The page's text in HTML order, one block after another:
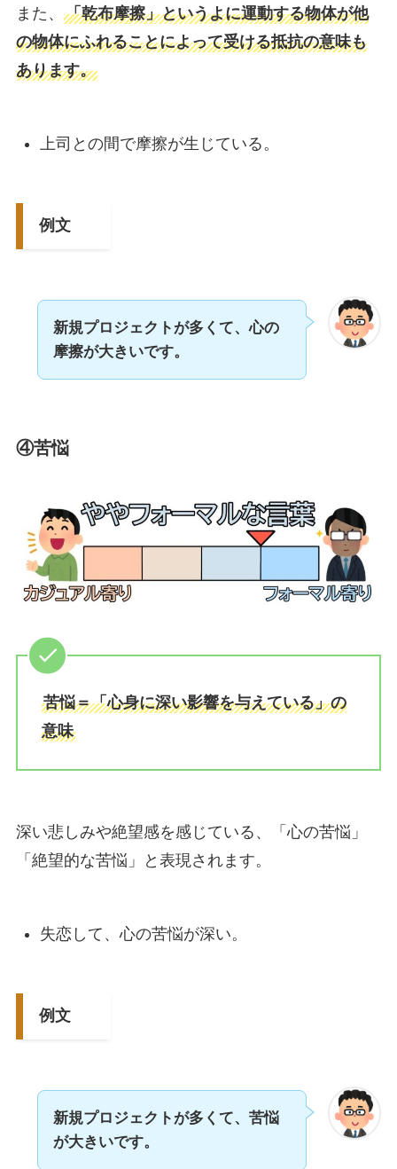
また、 「乾布摩擦」というよに運動する物体が他
の物体にふれることによって受ける抵抗の意味も
あります。
上司との間で摩擦が生じている。
例文
新規プロジェクトが多くて、心の
摩擦が大きいです。
④苦悩
苦悩＝「心身に深い影響を与えている」の
意味
深い悲しみや絶望感を感じている、「心の苦悩」
「絶望的な苦悩」と表現されます。
失恋して、心の苦悩が深い。
例文
新規プロジェクトが多くて、苦悩
が大きいです。